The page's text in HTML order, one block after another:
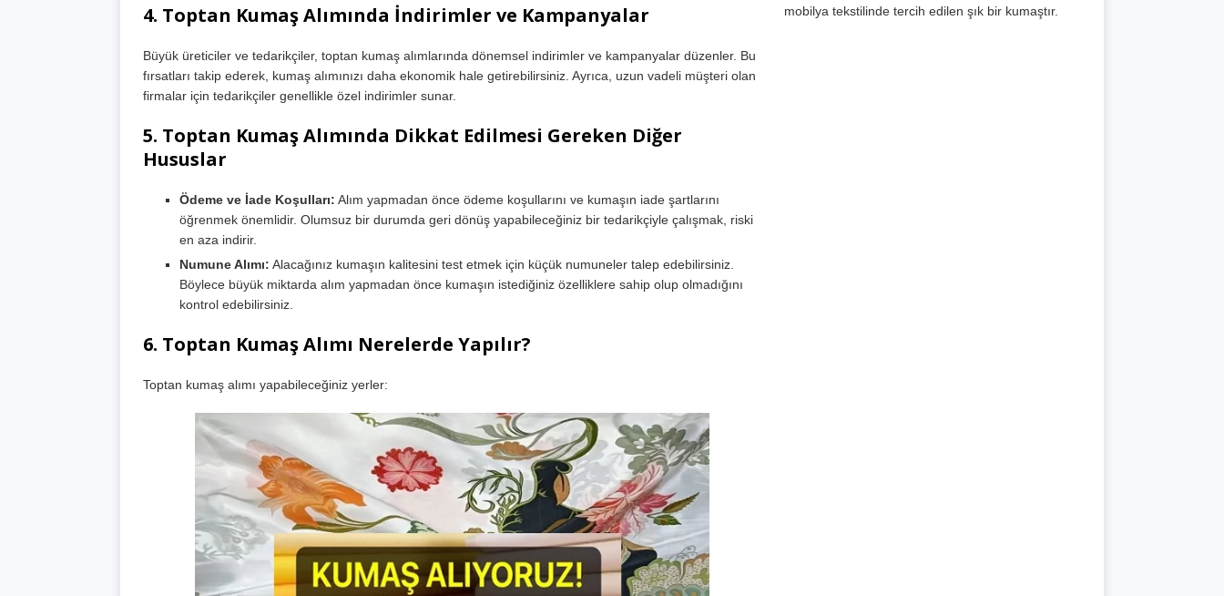
4. Toptan Kumaş Alımında İndirimler ve Kampanyalar
Büyük üreticiler ve tedarikçiler, toptan kumaş alımlarında dönemsel indirimler ve kampanyalar düzenler. Bu
fırsatları takip ederek, kumaş alımınızı daha ekonomik hale getirebilirsiniz. Ayrıca, uzun vadeli müşteri olan
firmalar için tedarikçiler genellikle özel indirimler sunar.
5. Toptan Kumaş Alımında Dikkat Edilmesi Gereken Diğer
Hususlar
Ödeme ve İade Koşulları: Alım yapmadan önce ödeme koşullarını ve kumaşın iade şartlarını
öğrenmek önemlidir. Olumsuz bir durumda geri dönüş yapabileceğiniz bir tedarikçiyle çalışmak, riski
en aza indirir.
Numune Alımı: Alacağınız kumaşın kalitesini test etmek için küçük numuneler talep edebilirsiniz.
Böylece büyük miktarda alım yapmadan önce kumaşın istediğiniz özelliklere sahip olup olmadığını
kontrol edebilirsiniz.
6. Toptan Kumaş Alımı Nerelerde Yapılır?
Toptan kumaş alımı yapabileceğiniz yerler:
mobilya tekstilinde tercih edilen şık bir kumaştır.